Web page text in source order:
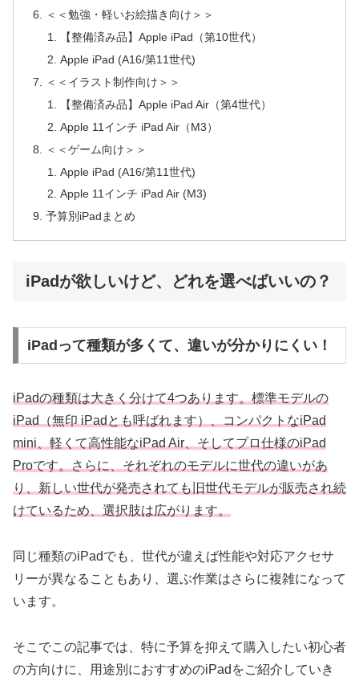
＜＜勉強・軽いお絵描き向け＞＞
【整備済み品】Apple iPad（第10世代）
Apple iPad (A16/第11世代)
＜＜イラスト制作向け＞＞
【整備済み品】Apple iPad Air（第4世代）
Apple 11インチ iPad Air（M3）
＜＜ゲーム向け＞＞
Apple iPad (A16/第11世代)
Apple 11インチ iPad Air (M3)
予算別iPadまとめ
iPadが欲しいけど、どれを選べばいいの？
iPadって種類が多くて、違いが分かりにくい！
iPadの種類は大きく分けて4つあります。標準モデルの
iPad（無印 iPadとも呼ばれます）、コンパクトなiPad
mini、軽くて高性能なiPad Air、そしてプロ仕様のiPad
Proです。さらに、それぞれのモデルに世代の違いがあ
り、新しい世代が発売されても旧世代モデルが販売され続
けているため、選択肢は広がります。
同じ種類のiPadでも、世代が違えば性能や対応アクセサ
リーが異なることもあり、選ぶ作業はさらに複雑になって
います。
そこでこの記事では、特に予算を抑えて購入したい初心者
の方向けに、用途別におすすめのiPadをご紹介していき